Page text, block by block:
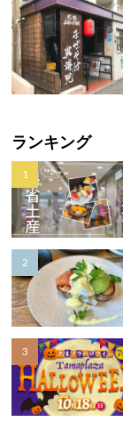
ランキング